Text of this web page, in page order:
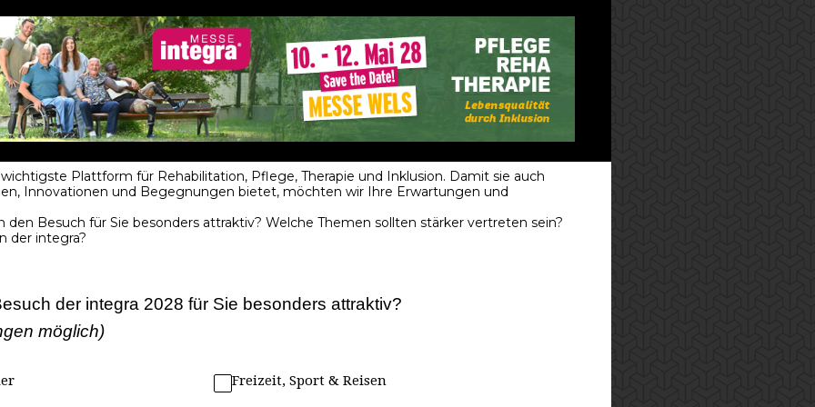
Plattform für Rehabilitation, Pflege, Therapie und Inklusion. Damit sie auch
Innovationen und Begegnungen bietet, möchten wir Ihre Erwartungen und
Besuch für Sie besonders attraktiv? Welche Themen sollten stärker vertreten sein?
der integra?
der integra 2028 für Sie besonders attraktiv?
möglich)
Freizeit, Sport & Reisen